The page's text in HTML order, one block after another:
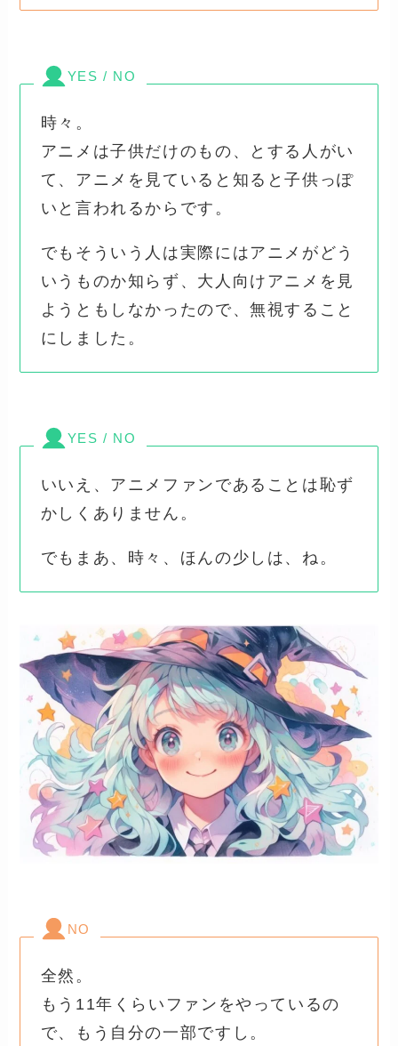
YES / NO
時々。
アニメは子供だけのもの、とする人がい
て、アニメを見ていると知ると子供っぽ
いと言われるからです。
でもそういう人は実際にはアニメがどう
いうものか知らず、大人向けアニメを見
ようともしなかったので、無視すること
にしました。
YES / NO
いいえ、アニメファンであることは恥ず
かしくありません。
でもまあ、時々、ほんの少しは、ね。
NO
全然。
もう11年くらいファンをやっているの
で、もう自分の一部ですし。